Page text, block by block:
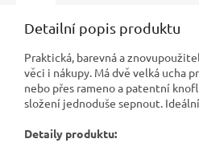
Detailní popis produktu
Praktická, barevná a
věci i nákupy. Má dvě velká ucha
nebo přes rameno a patentní
složení jednoduše sepnout.
Detaily produktu: